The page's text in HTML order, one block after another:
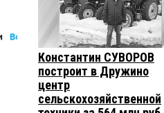
Константин СУВОРОВ
построит в Дружино
центр
сельскохозяйственной